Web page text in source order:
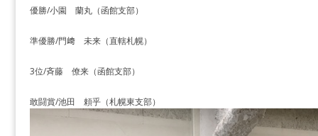
優勝/小園 蘭丸（函館支部）
準優勝/門﨑 未来（直轄札幌）
3位/斉藤 僚来（函館支部）
敢闘賞/池田 頼乎（札幌東支部）